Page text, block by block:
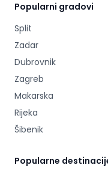
Popularni gradovi
Split
Zadar
Dubrovnik
Zagreb
Makarska
Rijeka
Šibenik
Popularne